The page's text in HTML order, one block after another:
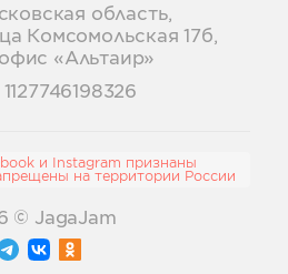
область,
Комсомольская 17б,
офис «Альтаир»
и Instagram признаны
на территории России
© JagaJam